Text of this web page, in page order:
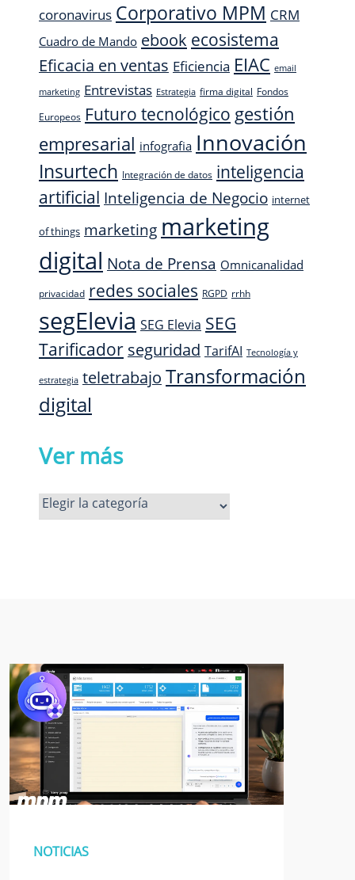
coronavirus Corporativo MPM CRM
Cuadro de Mando ebook ecosistema
Eficacia en ventas Eficiencia EIAC email
marketing Entrevistas Estrategia firma digital Fondos
Europeos Futuro tecnológico gestión
empresarial infografia Innovación
Insurtech Integración de datos inteligencia
artificial Inteligencia de Negocio internet
of things marketing marketing
digital Nota de Prensa Omnicanalidad
privacidad redes sociales RGPD rrhh
segElevia SEG Elevia SEG
Tarificador seguridad TarifAI Tecnología y
estrategia teletrabajo Transformación
digital
Ver más
Ver
más
NOTICIAS